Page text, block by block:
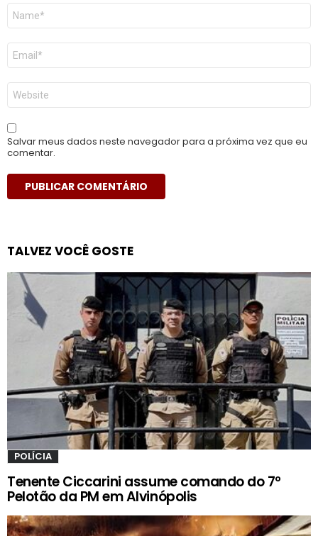
Nome
E-
mail
*
Site
Salvar meus dados neste navegador para a próxima vez que eu
comentar.
TALVEZ VOCÊ GOSTE
POLÍCIA
Tenente Ciccarini assume comando do 7º
Pelotão da PM em Alvinópolis